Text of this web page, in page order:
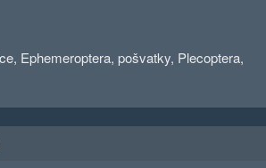
Ephemeroptera, pošvatky, Plecoptera,